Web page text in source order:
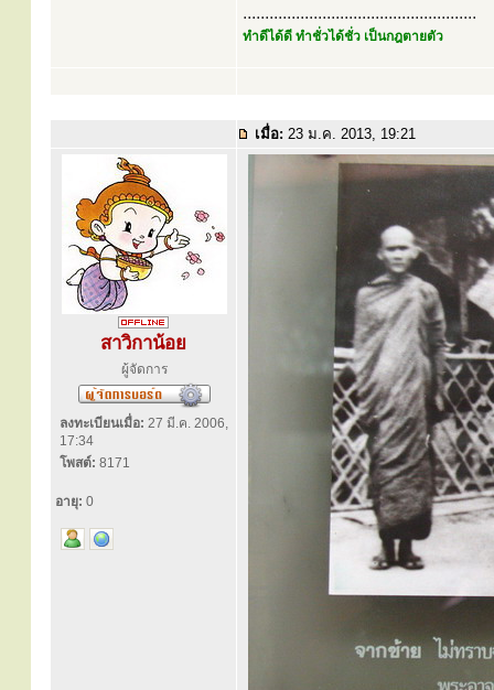
.....................................................
ทำดีได้ดี ทำชั่วได้ชั่ว เป็นกฎตายตัว
เมื่อ: 23 ม.ค. 2013, 19:21
สาวิกาน้อย
ผู้จัดการ
ลงทะเบียนเมื่อ: 27 มี.ค. 2006,
17:34
โพสต์: 8171
อายุ: 0